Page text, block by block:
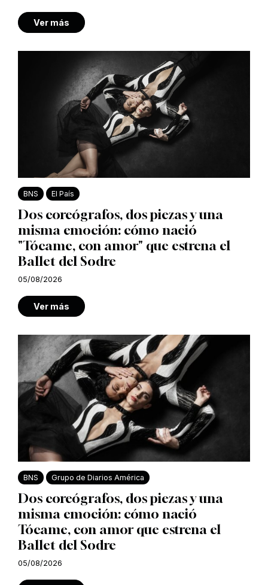
Ver más
BNS El País
Dos coreógrafos, dos piezas y una
misma emoción: cómo nació
"Tócame, con amor" que estrena el
Ballet del Sodre
05/08/2026
Ver más
BNS Grupo de Diarios América
Dos coreógrafos, dos piezas y una
misma emoción: cómo nació
Tócame, con amor que estrena el
Ballet del Sodre
05/08/2026